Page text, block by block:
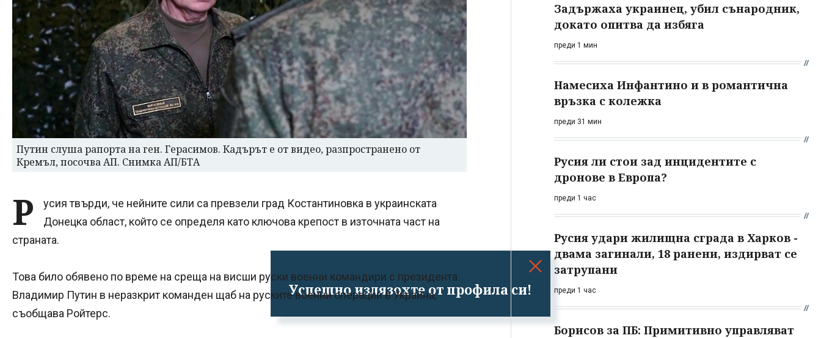
Успешно излязохте от профила си!
Путин слуша рапорта на ген. Герасимов. Кадърът е от видео, разпространено от
Кремъл, посочва АП. Снимка АП/БТА
Р
усия твърди, че нейните сили са превзели град Костантиновка в украинската
Донецка област, който се определя като ключова крепост в източната част на
страната.
Това било обявено по време на среща на висши руски военни командири с президента
Владимир Путин в неразкрит команден щаб на руските военни операции в Украйна,
съобщава Ройтерс.
Задържаха украинец, убил сънародник,
докато опитва да избяга
преди 1 мин
Намесиха Инфантино и в романтична
връзка с колежка
преди 31 мин
Русия ли стои зад инцидентите с
дронове в Европа?
преди 1 час
Русия удари жилищна сграда в Харков -
двама загинали, 18 ранени, издирват се
затрупани
преди 1 час
Борисов за ПБ: Примитивно управляват